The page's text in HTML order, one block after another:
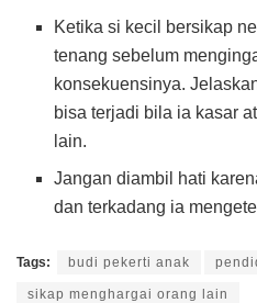
Ketika si kecil bersikap
tenang sebelum
konsekuensinya.
bisa terjadi bila ia kasar
lain.
Jangan diambil hati
dan terkadang ia
Tags: budi pekerti anak
sikap menghargai orang lain